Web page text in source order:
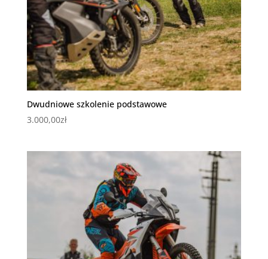
Dwudniowe szkolenie podstawowe
3.000,00zł